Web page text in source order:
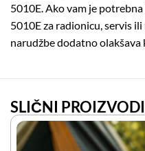
5010E. Ako vam je
5010E za radionicu, servis
narudžbe dodatno
SLIČNI PROIZVODI